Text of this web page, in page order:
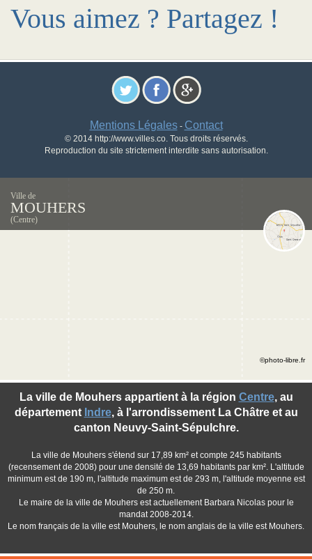
Vous aimez ? Partagez !
Mentions Légales- Contact
© 2014 http://www.villes.co. Tous droits réservés.
Reproduction du site strictement interdite sans autorisation.
Ville de
MOUHERS
(Centre)
La ville de Mouhers appartient à la région Centre, au
département Indre, à l'arrondissement La Châtre et au
canton Neuvy-Saint-Sépulchre.
La ville de Mouhers s'étend sur 17,89 km² et compte 245 habitants
(recensement de 2008) pour une densité de 13,69 habitants par km². L'altitude
minimum est de 190 m, l'altitude maximum est de 293 m, l'altitude moyenne est
de 250 m.
Le maire de la ville de Mouhers est actuellement Barbara Nicolas pour le
mandat 2008-2014.
Le nom français de la ville est Mouhers, le nom anglais de la ville est Mouhers.
©photo-libre.fr